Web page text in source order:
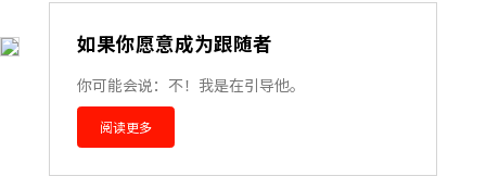
如果你愿意成为跟随者
你可能会说：不！我是在引导他。
阅读更多